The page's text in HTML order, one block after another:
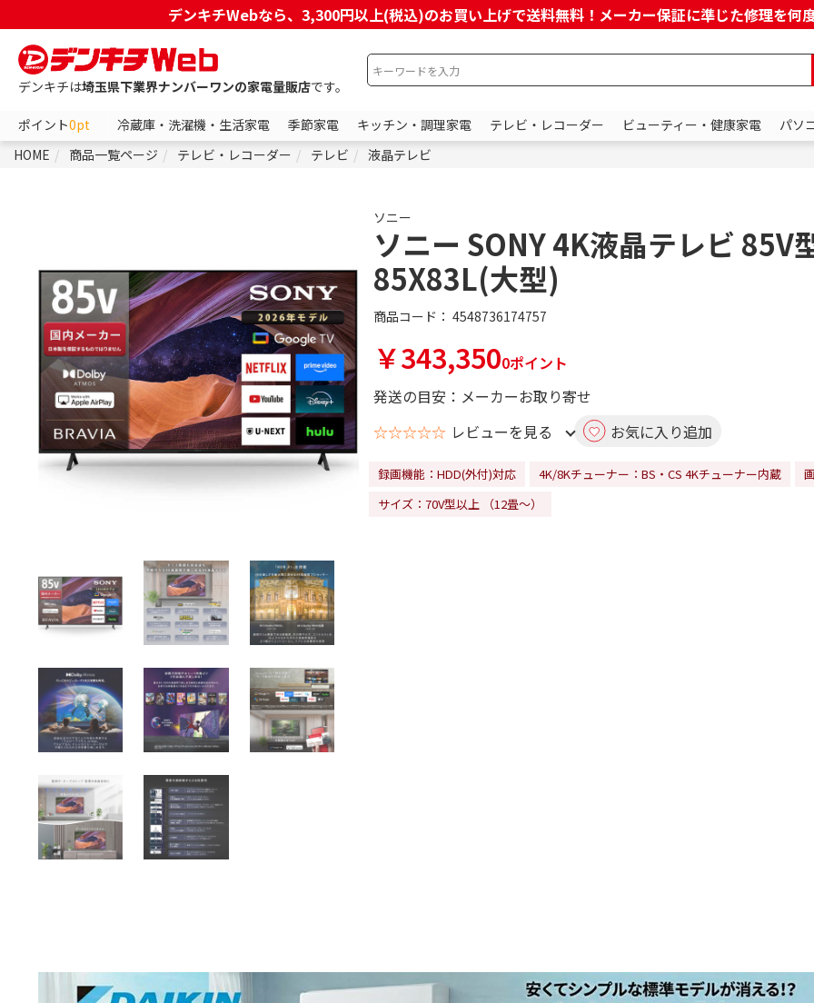
デンキチWebなら、3,300円以上(税込)のお買い上げで送料無料！メーカー保証に準じた修理を何
デンキチは埼玉県下業界ナンバーワンの家電量販店です。
ポイント0pt 冷蔵庫・洗濯機・生活家電 季節家電 キッチン・調理家電 テレビ・レコーダー ビューティー・健康家電
パソ
HOME
商品一覧ページ テレビ・レコーダー テレビ 液晶テレビ
ソニー
ソニー SONY 4K液晶テレビ 85V
85X83L(大型)
商品コード： 4548736174757
￥343,3500ポイント
発送の目安：メーカーお取り寄せ
☆☆☆☆☆ レビューを見る お気に入り追加
録画機能：HDD(外付)対応 4K/8Kチューナー：BS・CS 4Kチューナー内蔵
サイズ：70V型以上 （12畳～）